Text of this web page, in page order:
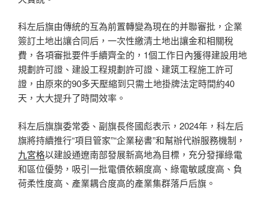
科左后旗由傳統的互為前置轉變為現在的并聯審批，企業
簽訂土地出讓合同后，一次性繳清土地出讓金和相關稅
費，各項審批要件手續齊全的，1個工作日內獲得建設用地
規劃許可證、建設工程規劃許可證、建筑工程施工許可
證，由原來的90多天壓縮到只需土地掛牌法定時間約40
天，大大提升了時間效率。
科左后旗旗委常委、副旗長佟國彪表示，2024年，科左后
旗將持續推行“項目管家”“企業秘書”和幫辦代辦服務機制，
九宮格以建設通遼南部發展新高地為目標，充分發揮綠電
和區位優勢，吸引一批電價依賴度高、綠電敏感度高、負
荷柔性度高、產業耦合度高的產業集群落戶后旗。